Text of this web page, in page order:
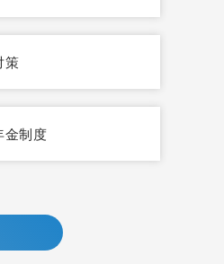
策
金制度